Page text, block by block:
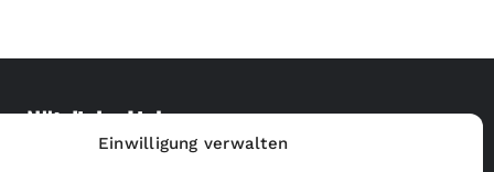
Einwilligung verwalten
Nützliche Links